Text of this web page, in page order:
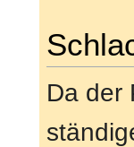
Da der